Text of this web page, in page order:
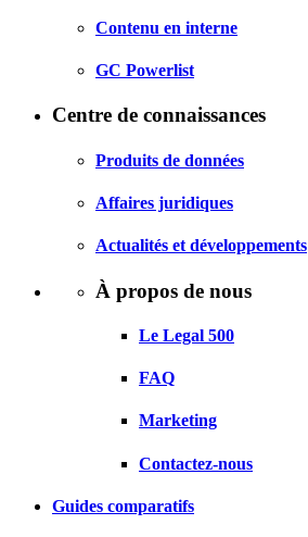
Contenu en interne
GC Powerlist
Centre de connaissances
Produits de données
Affaires juridiques
Actualités et développements
À propos de nous
Le Legal 500
FAQ
Marketing
Contactez-nous
Guides comparatifs